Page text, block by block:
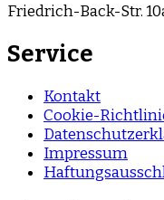
Friedrich-Back-Str.
Service
Kontakt
Cookie-
Impressum